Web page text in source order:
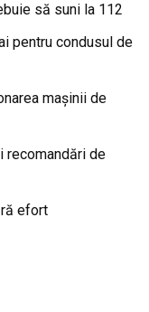
să suni la 112
pentru condusul de
mașinii de
recomandări de
efort